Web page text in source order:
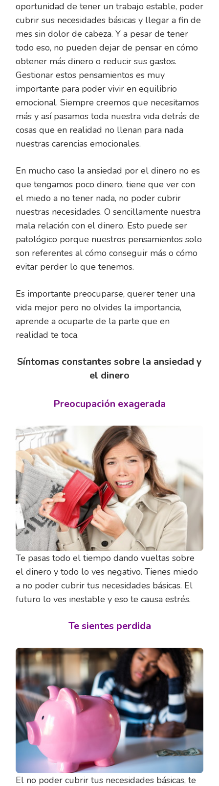
oportunidad de tener un trabajo estable, poder
cubrir sus necesidades básicas y llegar a fin de
mes sin dolor de cabeza. Y a pesar de tener
todo eso, no pueden dejar de pensar en cómo
obtener más dinero o reducir sus gastos.
Gestionar estos pensamientos es muy
importante para poder vivir en equilibrio
emocional. Siempre creemos que necesitamos
más y así pasamos toda nuestra vida detrás de
cosas que en realidad no llenan para nada
nuestras carencias emocionales.
En mucho caso la ansiedad por el dinero no es
que tengamos poco dinero, tiene que ver con
el miedo a no tener nada, no poder cubrir
nuestras necesidades. O sencillamente nuestra
mala relación con el dinero. Esto puede ser
patológico porque nuestros pensamientos solo
son referentes al cómo conseguir más o cómo
evitar perder lo que tenemos.
Es importante preocuparse, querer tener una
vida mejor pero no olvides la importancia,
aprende a ocuparte de la parte que en
realidad te toca.
Síntomas constantes sobre la ansiedad y
el dinero
Preocupación exagerada
Te pasas todo el tiempo dando vueltas sobre
el dinero y todo lo ves negativo. Tienes miedo
a no poder cubrir tus necesidades básicas. El
futuro lo ves inestable y eso te causa estrés.
Te sientes perdida
El no poder cubrir tus necesidades básicas, te